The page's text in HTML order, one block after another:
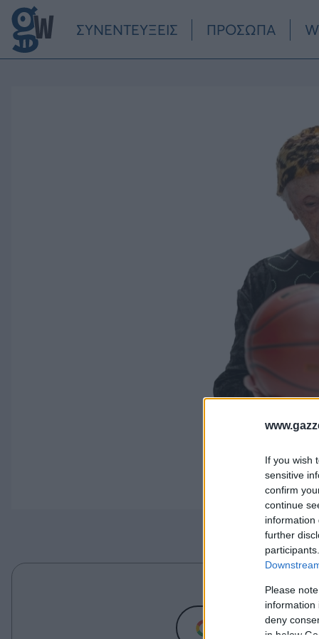
If you wish
sensitive
confirm
continue
information
further
Please
information
deny
in below
Παράκαμψη προς το κυρίως περιεχόμενο
ΣΥΝΕΝΤΕΥΞΕΙΣ ΠΡΟΣΩΠΑ
Ανακαλύψτε